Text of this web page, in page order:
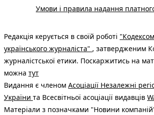
Умови і правила надання
Редакція керується в своїй роботі
українського журналіста" , затвердженим
журналістської етики. Поскаржитись на
можна тут
Видання є членом Асоціації Незалежні
України та Всесвітньої асоціації видавців
Матеріали з позначками "Новини